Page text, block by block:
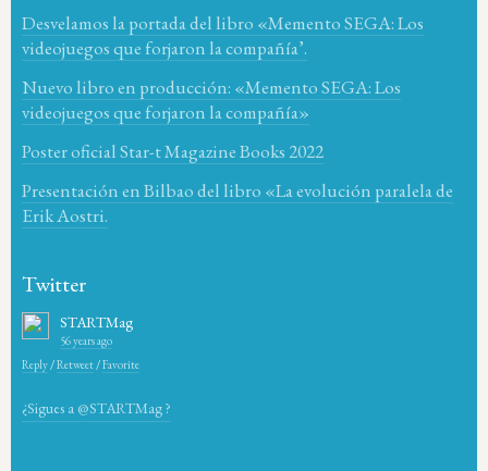
Desvelamos la portada del libro «Memento SEGA: Los
videojuegos que forjaron la compañía’.
Nuevo libro en producción: «Memento SEGA: Los
videojuegos que forjaron la compañía»
Poster oficial Star-t Magazine Books 2022
Presentación en Bilbao del libro «La evolución paralela de
Erik Aostri.
Twitter
STARTMag
56 years ago
Reply/Retweet/Favorite
¿Sigues a @STARTMag ?